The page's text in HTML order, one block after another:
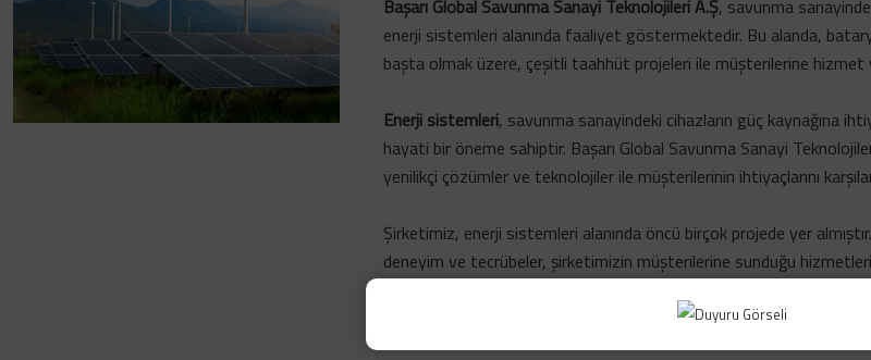
Başarı Global Savunma Sanayi Teknolojileri A.Ş, savunma
enerji sistemleri alanında faaliyet göstermektedir. Bu alanda,
başta olmak üzere, çeşitli taahhüt projeleri ile müşterilerine hizmet
Enerji sistemleri, savunma sanayindeki cihazların güç kaynağına
hayati bir öneme sahiptir. Başarı Global Savunma Sanayi
yenilikçi çözümler ve teknolojiler ile müşterilerinin ihtiyaçlarını
Şirketimiz, enerji sistemleri alanında öncü birçok projede yer
deneyim ve tecrübeler, şirketimizin müşterilerine sunduğu
sistemleri alanında da müşterilerinin beklentilerini en iyi şekilde